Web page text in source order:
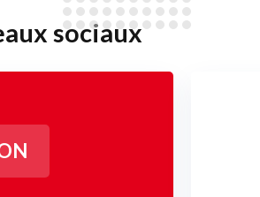
sociaux